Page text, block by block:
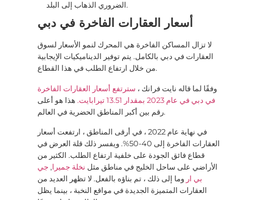
الضروري الذهاب إلى البلد.
أسعار العقارات الفاخرة في دبي
لا تزال المساكن الفاخرة هي المحرك لنمو الأسعار لسوق
العقارات في دبي بالكامل. يتم توفير الديناميكيات الإيجابية
من خلال ارتفاع الطلب في هذا القطاع.
وفقًا لما قاله نايت فرانك ، سترتفع أسعار العقارات الفاخرة
في دبي في عام 2023 بمقدار 13.51 تيرابايت.
هذا هو أعلى
رقم بين أكبر المناطق الحضرية في العالم.
في نهاية عام 2022 ، في أرقى المناطق ، ارتفعت أسعار
العقارات الفاخرة إلى 40-50%. ويفسر ذلك قلة العرض في
قطاع فائق الجودة على خلفية ارتفاع الطلب. الكثير من
الأراضي على ساحل الخليج في مناطق مثل نخلة جميرا , جي
بي ار وما إلى ذلك ، تم بناؤه بالفعل. لا تظهر العديد من
العقارات المتميزة الجديدة في مواقع النخبة ، بينما يظل